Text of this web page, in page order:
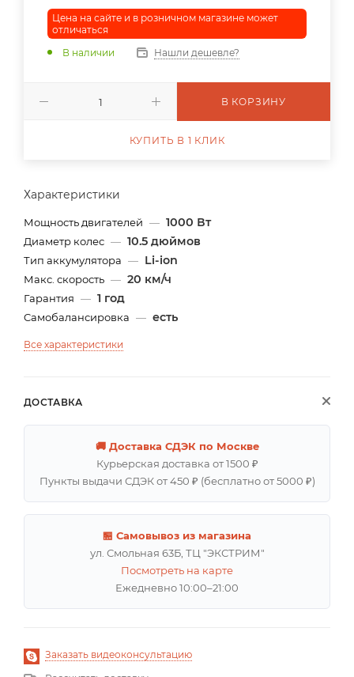
Характеристики
Мощность двигателей — 1000 Вт
Диаметр колес — 10.5 дюймов
Тип аккумулятора — Li-ion
Макс. скорость — 20 км/ч
Гарантия — 1 год
Cамобалансировка — есть
Все характеристики
ДОСТАВКА
🚚 Доставка СДЭК по Москве
Курьерская доставка от 1500 ₽
Пункты выдачи СДЭК от 450 ₽ (бесплатно от 5000 ₽)
🏪 Самовывоз из магазина
ул. Смольная 63Б, ТЦ "ЭКСТРИМ"
Посмотреть на карте
Ежедневно 10:00–21:00
Заказать видеоконсультацию
Цена на сайте и в розничном магазине может
отличаться
В наличии
Нашли дешевле?
В КОРЗИНУ
КУПИТЬ В 1 КЛИК